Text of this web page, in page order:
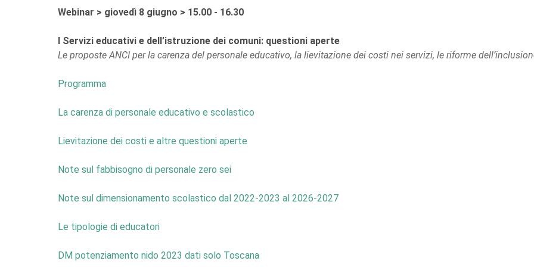
Webinar > giovedì 8 giugno > 15.00 - 16.30
I Servizi educativi e dell’istruzione dei comuni: questioni aperte
Le proposte ANCI per la carenza del personale educativo, la lievitazione dei costi nei servizi, le riforme
Programma
La carenza di personale educativo e scolastico
Lievitazione dei costi e altre questioni aperte
Note sul fabbisogno di personale zero sei
Note sul dimensionamento scolastico dal 2022-2023 al 2026-2027
Le tipologie di educatori
DM potenziamento nido 2023 dati solo Toscana